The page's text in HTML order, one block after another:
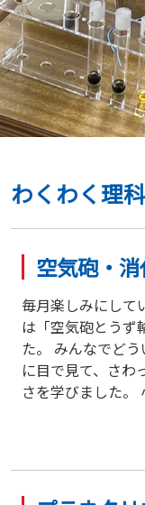
わくわく理
空気砲・
毎月楽しみにして
は「空気砲とうず
た。 みんなでど
に目で見て、さわ
さを学びました。